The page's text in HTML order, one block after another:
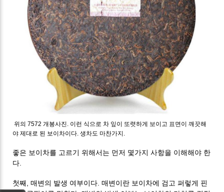
위의 7572 개봉사진. 이런 식으로 차 잎이 또렷하게 보이고 표면이 깨끗해
야 제대로 된 보이차이다. 생차도 마찬가지.
좋은 보이차를 고르기 위해서는 먼저 몇가지 사항을 이해해야 한
다.
첫째, 매변의 발생 여부이다. 매변이란 보이차에 검고 퍼렇게 핀